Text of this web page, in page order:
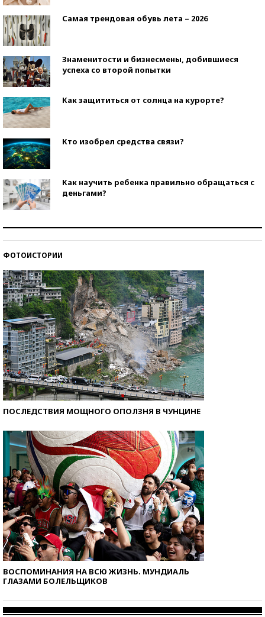
Самая трендовая обувь лета – 2026
Знаменитости и бизнесмены, добившиеся
успеха со второй попытки
Как защититься от солнца на курорте?
Кто изобрел средства связи?
Как научить ребенка правильно обращаться с
деньгами?
ФОТОИСТОРИИ
ПОСЛЕДСТВИЯ МОЩНОГО ОПОЛЗНЯ В ЧУНЦИНЕ
ВОСПОМИНАНИЯ НА ВСЮ ЖИЗНЬ. МУНДИАЛЬ
ГЛАЗАМИ БОЛЕЛЬЩИКОВ